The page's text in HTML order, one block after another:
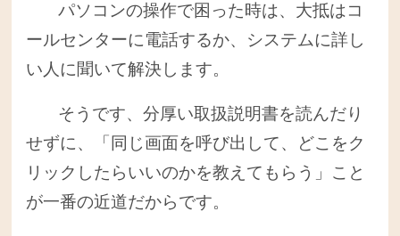
パソコンの操作で困った時は、大抵はコ
ールセンターに電話するか、システムに詳し
い人に聞いて解決します。
そうです、分厚い取扱説明書を読んだり
せずに、「同じ画面を呼び出して、どこをク
リックしたらいいのかを教えてもらう」こと
が一番の近道だからです。